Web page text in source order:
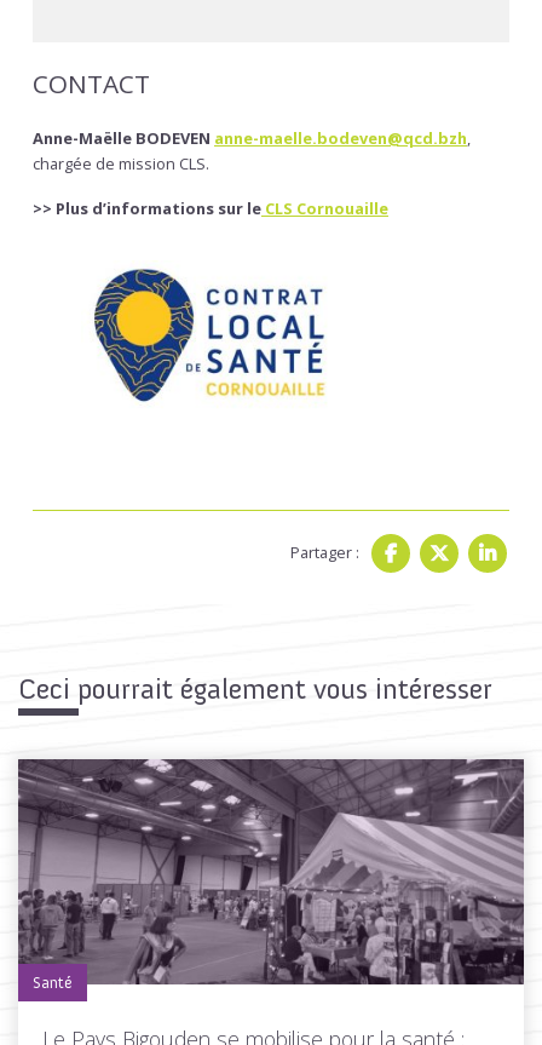
CONTACT
Anne-Maëlle BODEVEN anne-maelle.bodeven@qcd.bzh,
chargée de mission CLS.
>> Plus d’informations sur le CLS Cornouaille
Partager :
Ceci pourrait également vous intéresser
Santé
Le Pays Bigouden se mobilise pour la santé :